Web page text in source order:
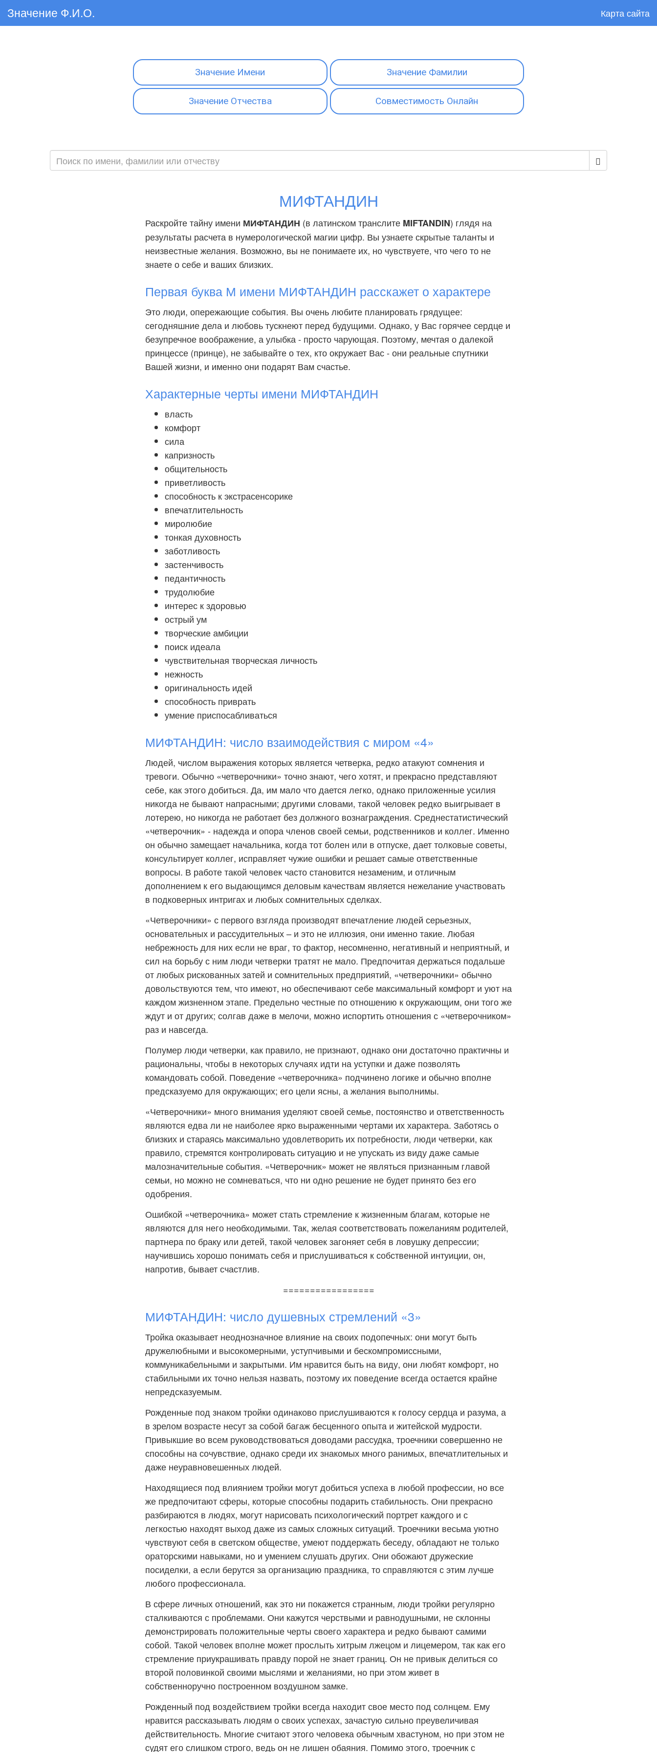
Значение Ф.И.О. Карта сайта
Значение Имени Значение Фамилии
Значение Отчества Совместимость Онлайн
МИФТАНДИН
Раскройте тайну имени МИФТАНДИН (в латинском транслите MIFTANDIN) глядя на
результаты расчета в нумерологической магии цифр. Вы узнаете скрытые таланты и
неизвестные желания. Возможно, вы не понимаете их, но чувствуете, что чего то не
знаете о себе и ваших близких.
Первая буква М имени МИФТАНДИН расскажет о характере
Это люди, опережающие события. Вы очень любите планировать грядущее:
сегодняшние дела и любовь тускнеют перед будущими. Однако, у Вас горячее сердце и
безупречное воображение, а улыбка - просто чарующая. Поэтому, мечтая о далекой
принцессе (принце), не забывайте о тех, кто окружает Вас - они реальные спутники
Вашей жизни, и именно они подарят Вам счастье.
Характерные черты имени МИФТАНДИН
власть
комфорт
сила
капризность
общительность
приветливость
способность к экстрасенсорике
впечатлительность
миролюбие
тонкая духовность
заботливость
застенчивость
педантичность
трудолюбие
интерес к здоровью
острый ум
творческие амбиции
поиск идеала
чувствительная творческая личность
нежность
оригинальность идей
способность приврать
умение приспосабливаться
МИФТАНДИН: число взаимодействия с миром «4»
Людей, числом выражения которых является четверка, редко атакуют сомнения и
тревоги. Обычно «четверочники» точно знают, чего хотят, и прекрасно представляют
себе, как этого добиться. Да, им мало что дается легко, однако приложенные усилия
никогда не бывают напрасными; другими словами, такой человек редко выигрывает в
лотерею, но никогда не работает без должного вознаграждения. Среднестатистический
«четверочник» - надежда и опора членов своей семьи, родственников и коллег. Именно
он обычно замещает начальника, когда тот болен или в отпуске, дает толковые советы,
консультирует коллег, исправляет чужие ошибки и решает самые ответственные
вопросы. В работе такой человек часто становится незаменим, и отличным
дополнением к его выдающимся деловым качествам является нежелание участвовать
в подковерных интригах и любых сомнительных сделках.
«Четверочники» с первого взгляда производят впечатление людей серьезных,
основательных и рассудительных – и это не иллюзия, они именно такие. Любая
небрежность для них если не враг, то фактор, несомненно, негативный и неприятный, и
сил на борьбу с ним люди четверки тратят не мало. Предпочитая держаться подальше
от любых рискованных затей и сомнительных предприятий, «четверочники» обычно
довольствуются тем, что имеют, но обеспечивают себе максимальный комфорт и уют на
каждом жизненном этапе. Предельно честные по отношению к окружающим, они того же
ждут и от других; солгав даже в мелочи, можно испортить отношения с «четверочником»
раз и навсегда.
Полумер люди четверки, как правило, не признают, однако они достаточно практичны и
рациональны, чтобы в некоторых случаях идти на уступки и даже позволять
командовать собой. Поведение «четверочника» подчинено логике и обычно вполне
предсказуемо для окружающих; его цели ясны, а желания выполнимы.
«Четверочники» много внимания уделяют своей семье, постоянство и ответственность
являются едва ли не наиболее ярко выраженными чертами их характера. Заботясь о
близких и стараясь максимально удовлетворить их потребности, люди четверки, как
правило, стремятся контролировать ситуацию и не упускать из виду даже самые
малозначительные события. «Четверочник» может не являться признанным главой
семьи, но можно не сомневаться, что ни одно решение не будет принято без его
одобрения.
Ошибкой «четверочника» может стать стремление к жизненным благам, которые не
являются для него необходимыми. Так, желая соответствовать пожеланиям родителей,
партнера по браку или детей, такой человек загоняет себя в ловушку депрессии;
научившись хорошо понимать себя и прислушиваться к собственной интуиции, он,
напротив, бывает счастлив.
=================
МИФТАНДИН: число душевных стремлений «3»
Тройка оказывает неоднозначное влияние на своих подопечных: они могут быть
дружелюбными и высокомерными, уступчивыми и бескомпромиссными,
коммуникабельными и закрытыми. Им нравится быть на виду, они любят комфорт, но
стабильными их точно нельзя назвать, поэтому их поведение всегда остается крайне
непредсказуемым.
Рожденные под знаком тройки одинаково прислушиваются к голосу сердца и разума, а
в зрелом возрасте несут за собой багаж бесценного опыта и житейской мудрости.
Привыкшие во всем руководствоваться доводами рассудка, троечники совершенно не
способны на сочувствие, однако среди их знакомых много ранимых, впечатлительных и
даже неуравновешенных людей.
Находящиеся под влиянием тройки могут добиться успеха в любой профессии, но все
же предпочитают сферы, которые способны подарить стабильность. Они прекрасно
разбираются в людях, могут нарисовать психологический портрет каждого и с
легкостью находят выход даже из самых сложных ситуаций. Троечники весьма уютно
чувствуют себя в светском обществе, умеют поддержать беседу, обладают не только
ораторскими навыками, но и умением слушать других. Они обожают дружеские
посиделки, а если берутся за организацию праздника, то справляются с этим лучше
любого профессионала.
В сфере личных отношений, как это ни покажется странным, люди тройки регулярно
сталкиваются с проблемами. Они кажутся черствыми и равнодушными, не склонны
демонстрировать положительные черты своего характера и редко бывают самими
собой. Такой человек вполне может прослыть хитрым лжецом и лицемером, так как его
стремление приукрашивать правду порой не знает границ. Он не привык делиться со
второй половинкой своими мыслями и желаниями, но при этом живет в
собственноручно построенном воздушном замке.
Рожденный под воздействием тройки всегда находит свое место под солнцем. Ему
нравится рассказывать людям о своих успехах, зачастую сильно преувеличивая
действительность. Многие считают этого человека обычным хвастуном, но при этом не
судят его слишком строго, ведь он не лишен обаяния. Помимо этого, троечник с